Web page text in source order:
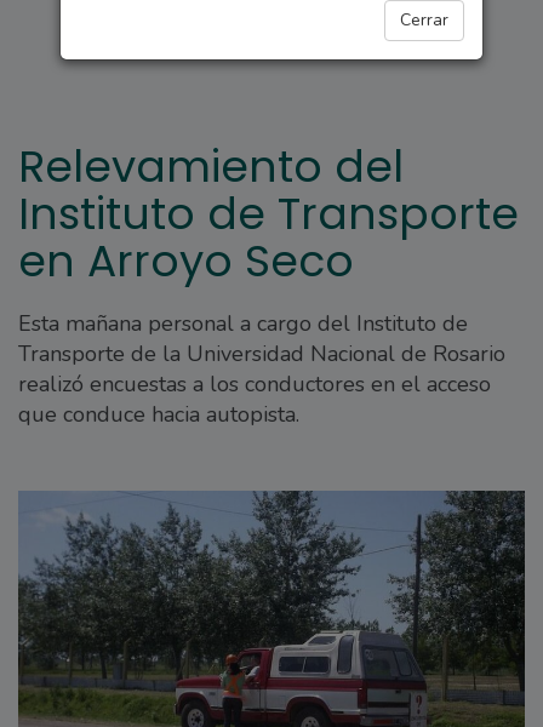
Cerrar
Relevamiento del
Instituto de Transporte
en Arroyo Seco
Esta mañana personal a cargo del Instituto de
Transporte de la Universidad Nacional de Rosario
realizó encuestas a los conductores en el acceso
que conduce hacia autopista.